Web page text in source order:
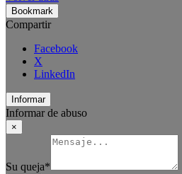
Bookmark
Compartir
Facebook
X
LinkedIn
Informar
Informar de abuso
×
Su queja*